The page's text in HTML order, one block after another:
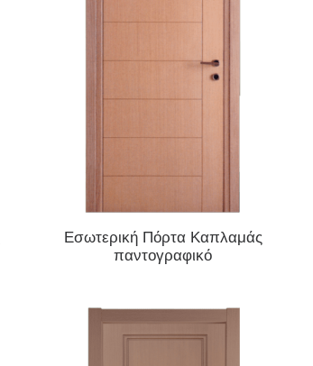
ΔΙΑΒΆΣΤΕ ΠΕΡΙΣΣΌΤΕΡΑ
Εσωτερική Πόρτα Καπλαμάς
παντογραφικό